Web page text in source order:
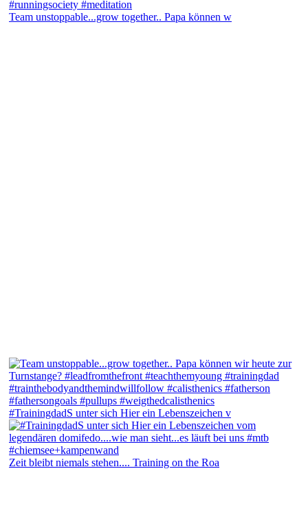
Team unstoppable...grow together.. Papa können w
#TrainingdadS unter sich Hier ein Lebenszeichen v
Zeit bleibt niemals stehen.... Training on the Roa